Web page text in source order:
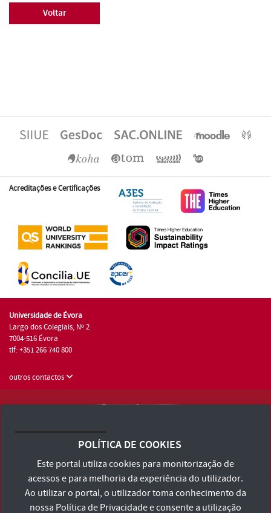
Voltar
Acreditações e Certificações
Universidade de Évora
Largo dos Colegiais, Nº 2
7004-516 Évora
tlf: +351 266 740 800
outros contactos
Consulte os Termos e Condições e Política de Privacidade
Declaração de Acessibilidade
POLÍTICA DE COOKIES
Este portal utiliza cookies para monitorização de
acessos e para melhoria da experiência do utilizador.
Ao utilizar o portal, o utilizador toma conhecimento da
nossa Política de Privacidadee consente a utilização